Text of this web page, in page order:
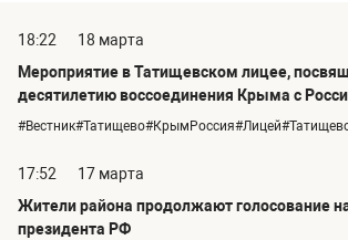
18:22
18 марта
Мероприятие в Татищевском лицее,
десятилетию воссоединения Крыма с
17:52
17 марта
Жители района продолжают голосование
президента РФ